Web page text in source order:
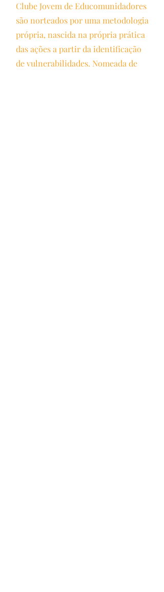
Clube Jovem de Educomunidadores
são norteados por uma metodologia
própria, nascida na própria prática
das ações a partir da identificação
de vulnerabilidades. Nomeada de